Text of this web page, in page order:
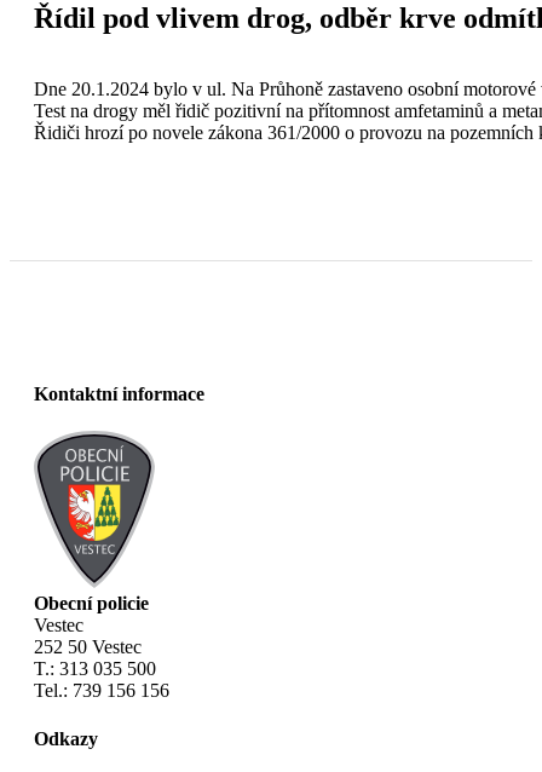
Řídil pod vlivem drog, odběr krve
Dne 20.1.2024 bylo v ul. Na Průhoně zastaveno osobní
Test na drogy měl řidič pozitivní na přítomnost amfetaminů a
Řidiči hrozí po novele zákona 361/2000 o provozu na
Kontaktní informace
Obecní policie
Vestec
252 50 Vestec
T.: 313 035 500
Tel.: 739 156 156
Odkazy